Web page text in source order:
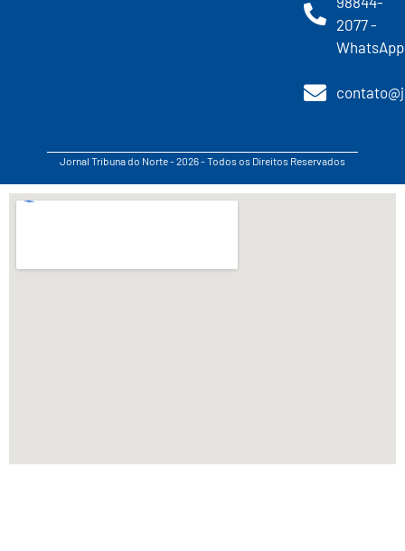
2077 -
WhatsApp
Jornal Tribuna do Norte - 2026 - Todos os Direitos Reservados